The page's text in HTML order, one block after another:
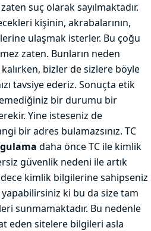
suç olarak sayılmaktadır.
kişinin, akrabalarının,
ulaşmak isterler. Bu çoğu
zaten. Bunların neden
bizler de sizlere böyle
tavsiye ederiz. Sonuçta etik
bir durumu bir
Yine isteseniz de
bir adres bulamazsınız. TC
daha önce TC ile kimlik
güvenlik nedeni ile artık
kimlik bilgilerine sahipseniz
yapabilirsiniz ki bu da size tam
sunmamaktadır. Bu nedenle
eden sitelere bilgileri asla